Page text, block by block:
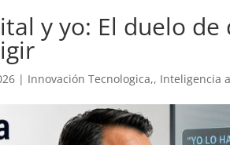
y yo: El duelo
| Innovación Tecnologica,, Inteligencia